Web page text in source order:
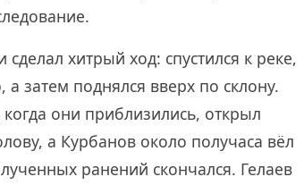
хитрый ход: спустился к реке,
затем поднялся вверх по склону.
они приблизились, открыл
а Курбанов около получаса вёл
ранений скончался. Гелаев